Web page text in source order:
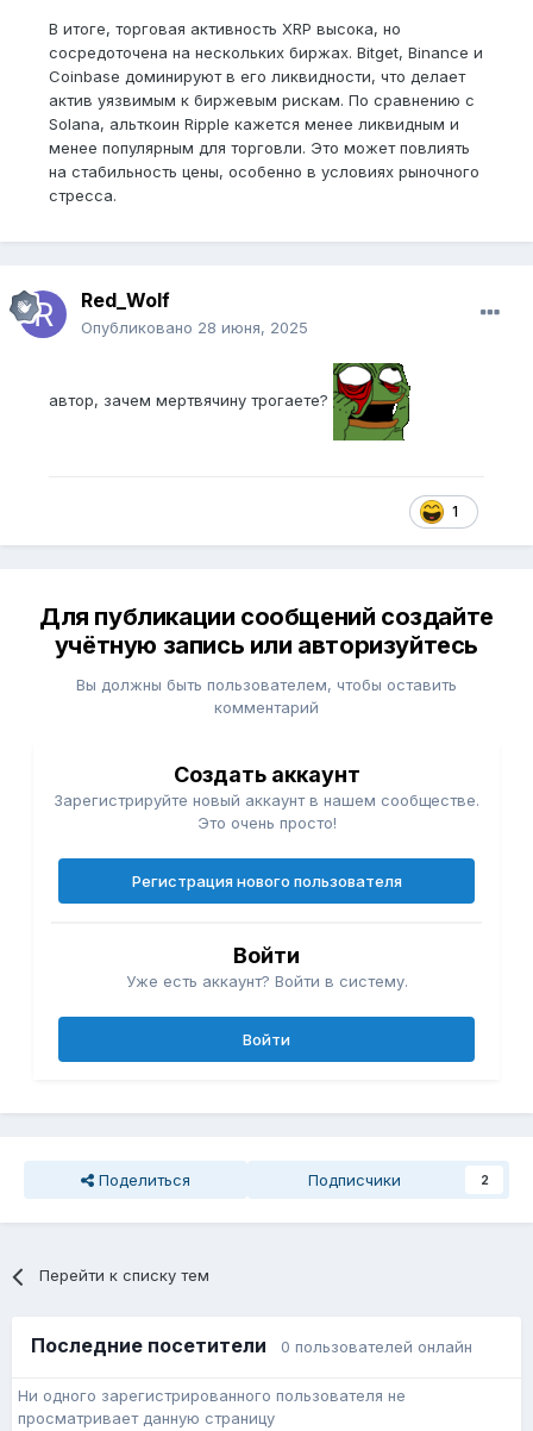
В итоге, торговая активность XRP высока, но
сосредоточена на нескольких биржах. Bitget, Binance и
Coinbase доминируют в его ликвидности, что делает
актив уязвимым к биржевым рискам. По сравнению с
Solana, альткоин Ripple кажется менее ликвидным и
менее популярным для торговли. Это может повлиять
на стабильность цены, особенно в условиях рыночного
стресса.
Red_Wolf
Опубликовано 28 июня, 2025
автор, зачем мертвячину трогаете?
1
Для публикации сообщений создайте
учётную запись или авторизуйтесь
Вы должны быть пользователем, чтобы оставить
комментарий
Создать аккаунт
Зарегистрируйте новый аккаунт в нашем сообществе.
Это очень просто!
Регистрация нового пользователя
Войти
Уже есть аккаунт? Войти в систему.
Войти
Поделиться Подписчики 2
Перейти к списку тем
Последние посетители 0 пользователей онлайн
Ни одного зарегистрированного пользователя не
просматривает данную страницу